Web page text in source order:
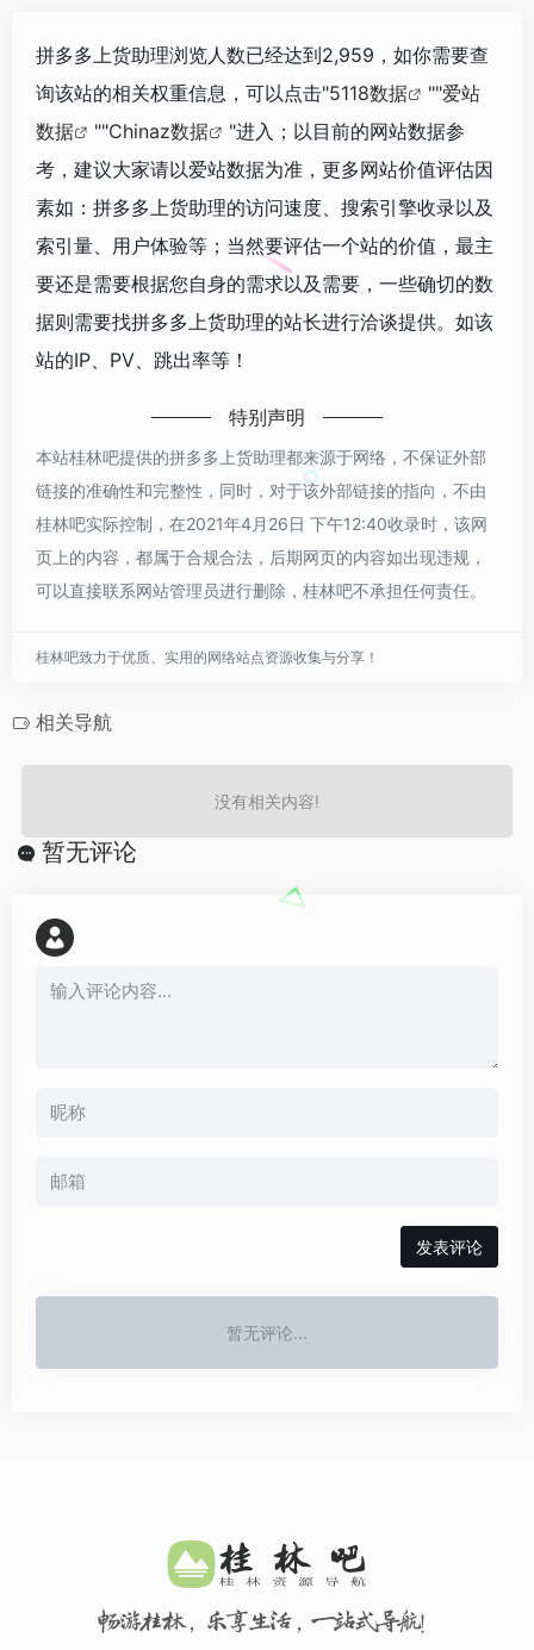
拼多多上货助理浏览人数已经达到2,959，如你需要查
询该站的相关权重信息，可以点击"5118数据 ""爱站
数据
""Chinaz数据
"进入；以目前的网站数据参
考，建议大家请以爱站数据为准，更多网站价值评估因
素如：拼多多上货助理的访问速度、搜索引擎收录以及
索引量、用户体验等；当然要评估一个站的价值，最主
要还是需要根据您自身的需求以及需要，一些确切的数
据则需要找拼多多上货助理的站长进行洽谈提供。如该
站的IP、PV、跳出率等！
特别声明
本站桂林吧提供的拼多多上货助理都来源于网络，不保证外部
链接的准确性和完整性，同时，对于该外部链接的指向，不由
桂林吧实际控制，在2021年4月26日 下午12:40收录时，该网
页上的内容，都属于合规合法，后期网页的内容如出现违规，
可以直接联系网站管理员进行删除，桂林吧不承担任何责任。
桂林吧致力于优质、实用的网络站点资源收集与分享！
相关导航
没有相关内容!
暂无评论
发表评论
暂无评论...
畅游桂林，乐享生活，一站式导航！